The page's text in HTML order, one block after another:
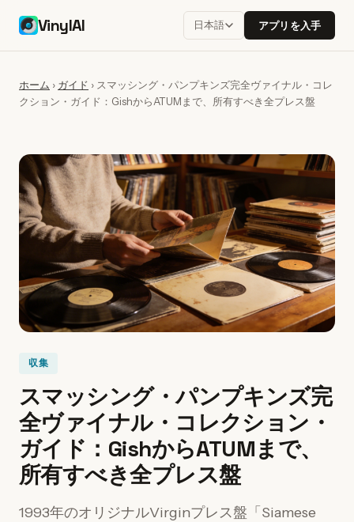
VinylAI 日本語 アプリを入手
ホーム › ガイド › スマッシング・パンプキンズ完全ヴァイナル・コレ
クション・ガイド：GishからATUMまで、所有すべき全プレス盤
収集
スマッシング・パンプキンズ完
全ヴァイナル・コレクション・
ガイド：GishからATUMまで、
所有すべき全プレス盤
1993年のオリジナルVirginプレス盤「Siamese